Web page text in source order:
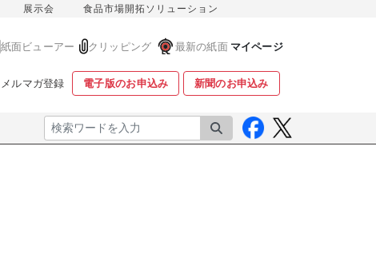
展示会 食品市場開拓ソリューション
紙面ビューアー クリッピング 最新の紙面 マイページ
メルマガ登録 電子版のお申込み 新聞のお申込み
検索